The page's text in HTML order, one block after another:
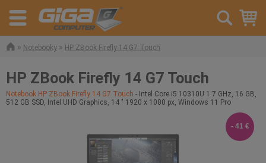
» Notebooky » HP ZBook Firefly 14 G7 Touch
HP ZBook Firefly 14 G7 Touch
Notebook HP ZBook Firefly 14 G7 Touch - Intel Core i5 10310U 1.7 GHz, 16 GB,
512 GB SSD, Intel UHD Graphics, 14 " 1920 x 1080 px, Windows 11 Pro
- 41 €